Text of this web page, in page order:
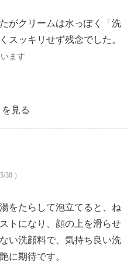
がクリームは水っぽく「洗
スッキリせず残念でした。
ます
見る
30 ）
をたらして泡立てると、ね
トになり、顔の上を滑らせ
い洗顔料で、気持ち良い洗
に期待です。